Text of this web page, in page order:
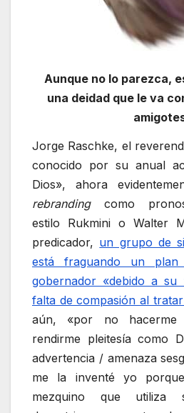
Aunque no lo parezca,
una deidad que le va
Jorge Raschke, el
conocido por su anual
Dios», ahora
rebrandingcomo
estilo Rukmini o Walter
predicador, un grupo de
está fraguando un
gobernador «debido a
falta de compasión al
aún, «por no hacerme
rendirme pleitesía como
advertencia / amenaza
me la inventé yo
mezquino que utiliza